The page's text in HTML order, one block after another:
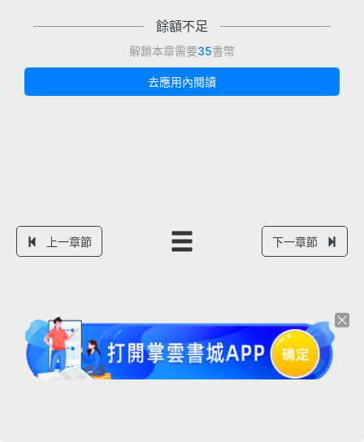
餘額不足
解鎖本章需要35書幣
去應用內閱讀
上一章節 下一章節